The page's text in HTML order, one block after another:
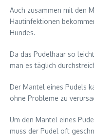
Auch zusammen mit den
Hautinfektionen
Hundes.
Da das Pudelhaar so
man es täglich
Der Mantel eines Pudels
ohne Probleme zu
Um den Mantel eines
muss der Pudel oft